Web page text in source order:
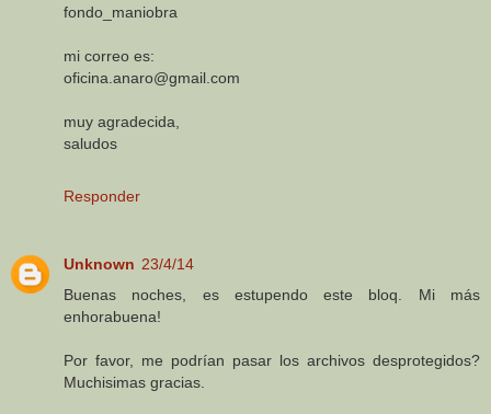
fondo_maniobra
mi correo es:
oficina.anaro@gmail.com
muy agradecida,
saludos
Responder
Unknown 23/4/14
Buenas noches, es estupendo este bloq. Mi más
enhorabuena!
Por favor, me podrían pasar los archivos desprotegidos?
Muchisimas gracias.